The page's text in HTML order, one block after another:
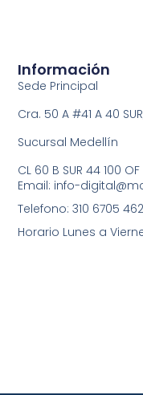
Información
Sede Principal
Cra. 50 A #41 A 40
Sucursal Medellín
CL 60 B SUR 44 100 OF
Email: info-
Telefono: 310 6705 462
Horario Lunes a